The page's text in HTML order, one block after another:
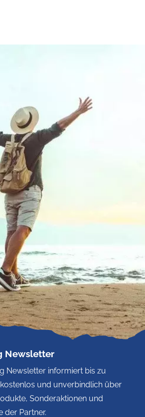
Newsletter
Newsletter informiert bis zu
und unverbindlich über
Sonderaktionen und
der Partner.